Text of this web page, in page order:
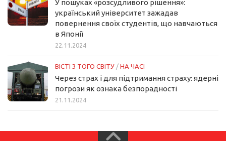
У пошуках «розсудливого рішення»:
український університет зажадав
повернення своїх студентів, що навчаються
в Японії
22.11.2024
ВІСТІ З ТОГО СВІТУ / НА ЧАСІ
Через страх і для підтримання страху: ядерні
погрози як ознака безпорадності
21.11.2024